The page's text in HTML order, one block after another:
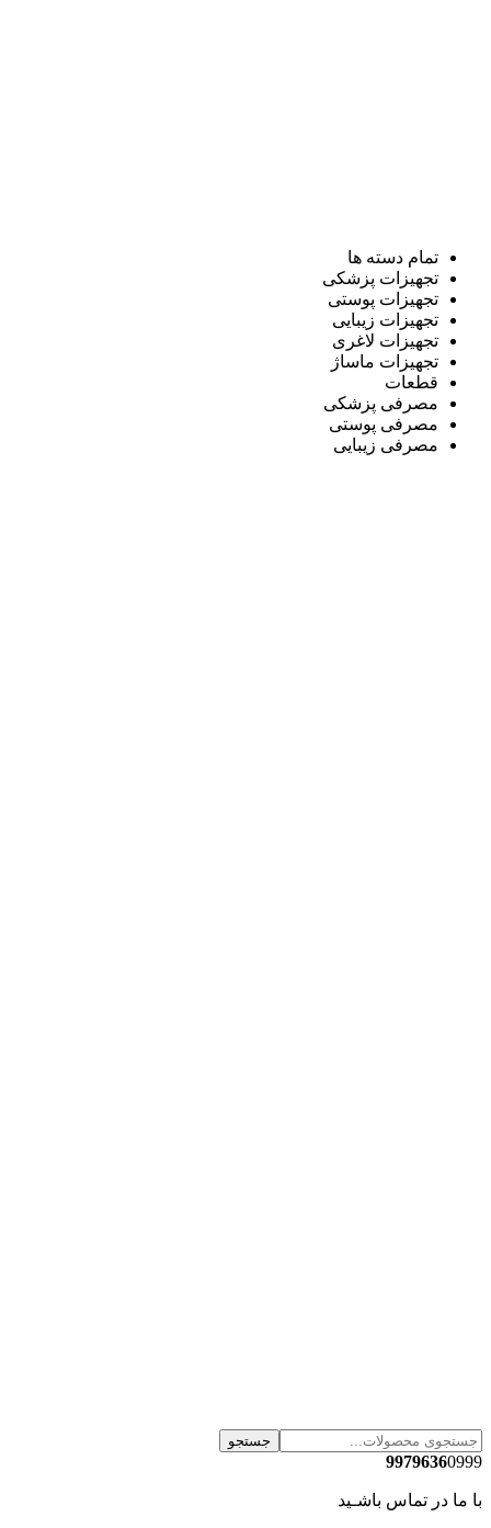
تمام دسته ها
تجهیزات پزشکی
تجهیزات پوستی
تجهیزات زیبایی
تجهیزات لاغری
تجهیزات ماساژ
قطعات
مصرفی پزشکی
مصرفی پوستی
مصرفی زیبایی
جستجو
99796360999
با ما در تماس باشـید